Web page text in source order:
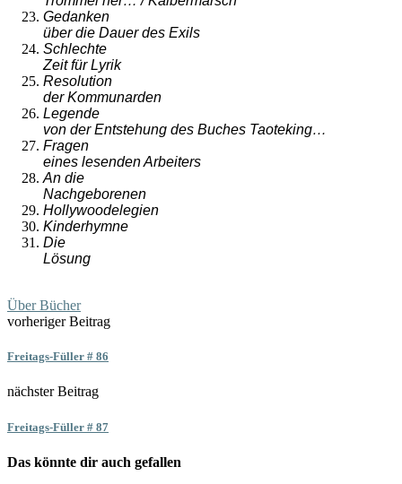
Gedanken
über die Dauer des Exils
Schlechte
Zeit für Lyrik
Resolution
der Kommunarden
Legende
von der Entstehung des Buches Taoteking…
Fragen
eines lesenden Arbeiters
An die
Nachgeborenen
Hollywoodelegien
Kinderhymne
Die
Lösung
Über Bücher
vorheriger Beitrag
Freitags-Füller # 86
nächster Beitrag
Freitags-Füller # 87
Das könnte dir auch gefallen